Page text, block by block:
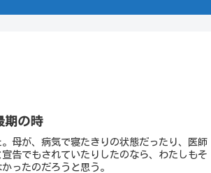
期の時
母が、病気で寝たきりの状態だったり、医師
告でもされていたりしたのなら、わたしもそ
ったのだろうと思う。